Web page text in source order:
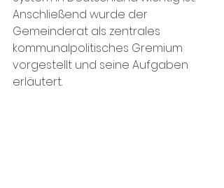
Anschließend wurde der
Gemeinderat als zentrales
kommunalpolitisches Gremium
vorgestellt und seine Aufgaben
erläutert.